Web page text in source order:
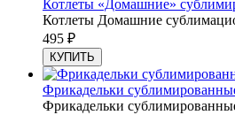
Котлеты «Домашние»
Котлеты Домашние
495 ₽
КУПИТЬ
Фрикадельки
Фрикадельки